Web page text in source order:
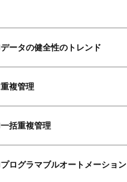
データの健全性のトレンド
重複管理
一括重複管理
プログラマブルオートメーション